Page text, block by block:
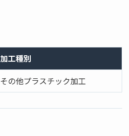
加工種別
その他プラスチック加工